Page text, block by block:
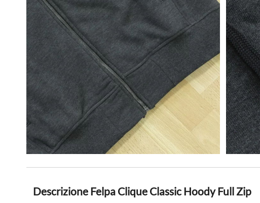
Descrizione Felpa Clique Classic Hoody Full Zip